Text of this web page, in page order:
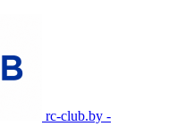
rc-club.by -